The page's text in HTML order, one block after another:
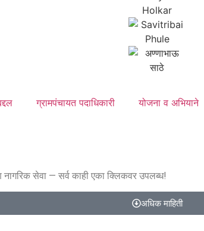
ग्रामपंचायत पदाधिकारी योजना व अभियाने
सेवा — सर्व काही एका क्लिकवर उपलब्ध!
अधिक माहिती